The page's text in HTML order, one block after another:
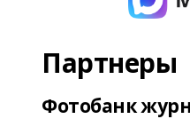
Партнеры
Фотобанк